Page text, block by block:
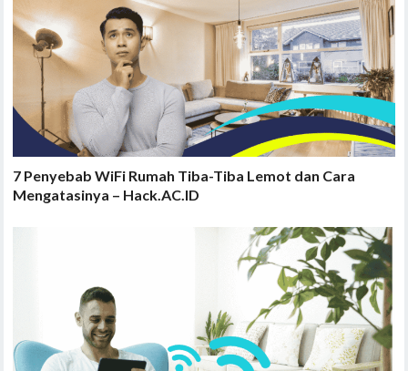
7 Penyebab WiFi Rumah Tiba-Tiba Lemot dan Cara
Mengatasinya – Hack.AC.ID